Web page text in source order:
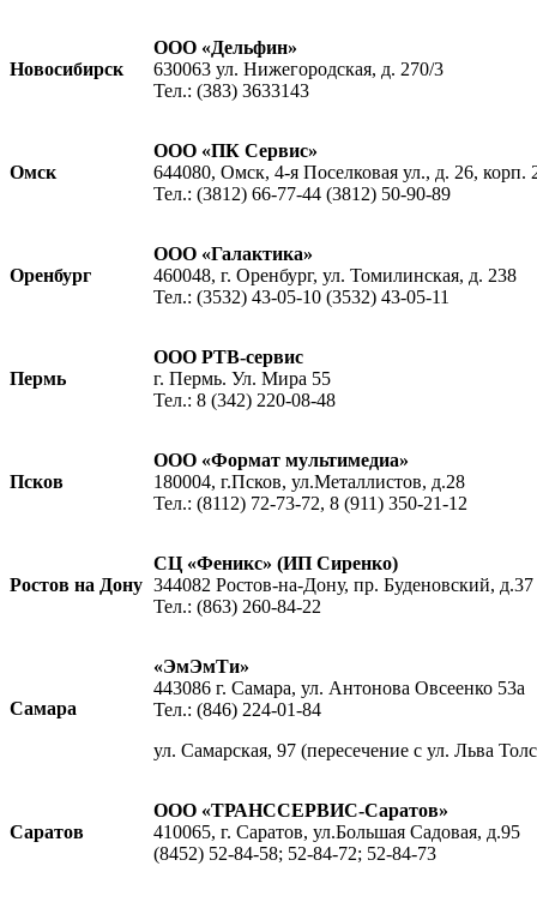
Новосибирск
ООО «Дельфин»
630063 ул. Нижегородская, д. 270/3
Тел.: (383) 3633143
Омск
ООО «ПК Сервис»
644080, Омск, 4-я Поселковая ул., д. 26, корп.
Тел.: (3812) 66-77-44 (3812) 50-90-89
Оренбург
ООО «Галактика»
460048, г. Оренбург, ул. Томилинская, д. 238
Тел.: (3532) 43-05-10 (3532) 43-05-11
Пермь
ООО РТВ-сервис
г. Пермь. Ул. Мира 55
Тел.: 8 (342) 220-08-48
Псков
ООО «Формат мультимедиа»
180004, г.Псков, ул.Металлистов, д.28
Тел.: (8112) 72-73-72, 8 (911) 350-21-12
Ростов на Дону
СЦ «Феникс» (ИП Сиренко)
344082 Ростов-на-Дону, пр. Буденовский, д.37
Тел.: (863) 260-84-22
Самара
«ЭмЭмТи»
443086 г. Самара, ул. Антонова Овсеенко 53а
Тел.: (846) 224-01-84
ул. Самарская, 97 (пересечение с ул. Льва
Саратов
ООО «ТРАНССЕРВИС-Саратов»
410065, г. Саратов, ул.Большая Садовая, д.95
(8452) 52-84-58; 52-84-72; 52-84-73